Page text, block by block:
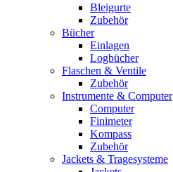
Bleigurte
Zubehör
Bücher
Einlagen
Logbücher
Flaschen & Ventile
Zubehör
Instrumente & Computer
Computer
Finimeter
Kompass
Zubehör
Jackets & Tragesysteme